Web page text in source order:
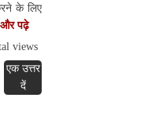
के लिए
और पढ़े
views
एक उत्तर
दें